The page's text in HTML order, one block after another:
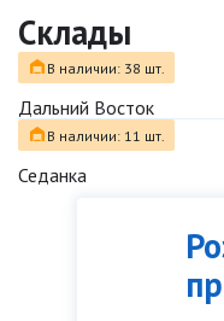
Склады
В наличии: 38 шт.
Дальний Восток
В наличии: 11 шт.
Седанка